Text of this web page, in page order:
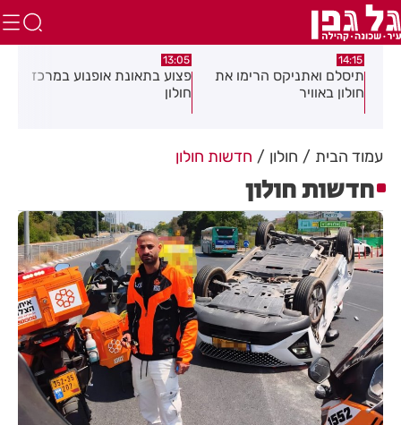
13:05
פצוע בתאונת אופנוע במרכז
חולון
08:58
גופה נפלטה אל חוף בת ים
עמוד הבית חולון חדשות חולון
חדשות חולון